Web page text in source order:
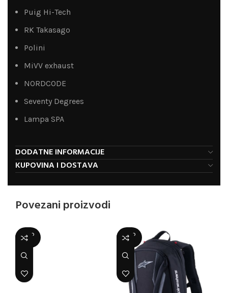
Puig Hi-Tech
RK Takasago
Polini
MiVV exhaust
NORDCODE
Seventy Degrees
Lampa SPA
DODATNE INFORMACIJE
KUPOVINA I DOSTAVA
Povezani proizvodi
SOLD
OUT
SOLD
OUT